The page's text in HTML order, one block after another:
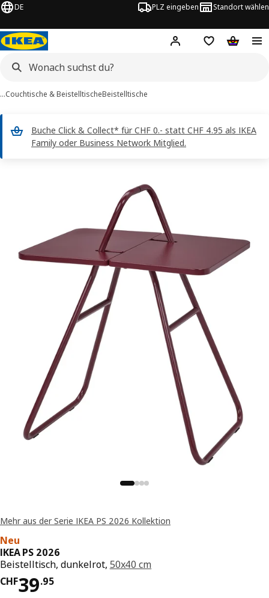
DE PLZ eingeben Standort wählen
Hej! Logge dich ein
Einkaufsliste
…Couchtische & BeistelltischeBeistelltische
Buche Click & Collect* für CHF 0.- statt CHF 4.95 als IKEA
Family oder Business Network Mitglied.
Mehr aus der Serie IKEA PS 2026 Kollektion
Neu
IKEA PS 2026
Beistelltisch, dunkelrot, 50x40 cm
CHF39.95
Preis CHF 39.95